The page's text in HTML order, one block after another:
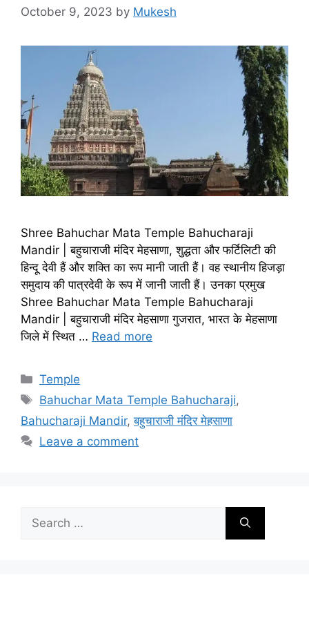
October 9, 2023 by Mukesh
Shree Bahuchar Mata Temple Bahucharaji
Mandir | बहुचाराजी मंदिर मेहसाणा, शुद्धता और फर्टिलिटी की
हिन्दू देवी हैं और शक्ति का रूप मानी जाती हैं। वह स्थानीय हिजड़ा
समुदाय की पात्रदेवी के रूप में जानी जाती हैं। उनका प्रमुख
Shree Bahuchar Mata Temple Bahucharaji
Mandir | बहुचाराजी मंदिर मेहसाणा गुजरात, भारत के मेहसाणा
जिले में स्थित … Read more
Categories
Temple
Tags
Bahuchar Mata Temple Bahucharaji,
Bahucharaji Mandir,बहुचाराजी मंदिर मेहसाणा
Leave a comment
for: